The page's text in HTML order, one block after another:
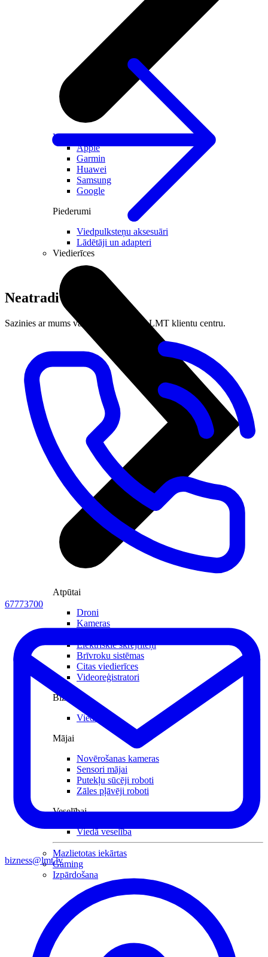
Visi viedpulksteņi
Apple
Garmin
Huawei
Samsung
Google
Piederumi
Viedpulksteņu aksesuāri
Lādētāji un adapteri
Viedierīces
Atpūtai
Droni
Kameras
Elektriskie skrejriteņi
Brīvroku sistēmas
Citas viedierīces
Videoreģistratori
Biznesam
Viedkase
Mājai
Novērošanas kameras
Sensori mājai
Putekļu sūcēji roboti
Zāles pļāvēji roboti
Veselībai
Viedā veselība
Mazlietotas iekārtas
Gaming
Izpārdošana
Neatradi meklēto?
Sazinies ar mums vai apmeklē tuvāko LMT klientu centru.
67773700
bizness@lmt.lv